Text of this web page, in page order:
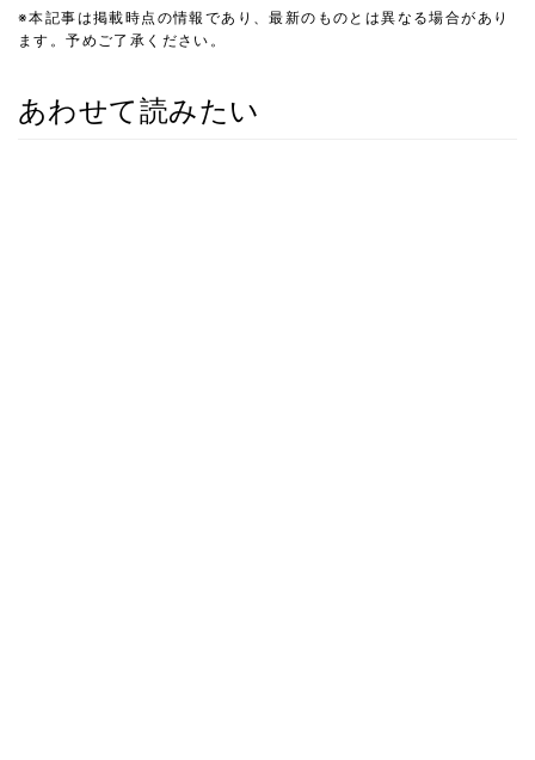
※本記事は掲載時点の情報であり、最新のものとは異なる場合があり
ます。予めご了承ください。
あわせて読みたい